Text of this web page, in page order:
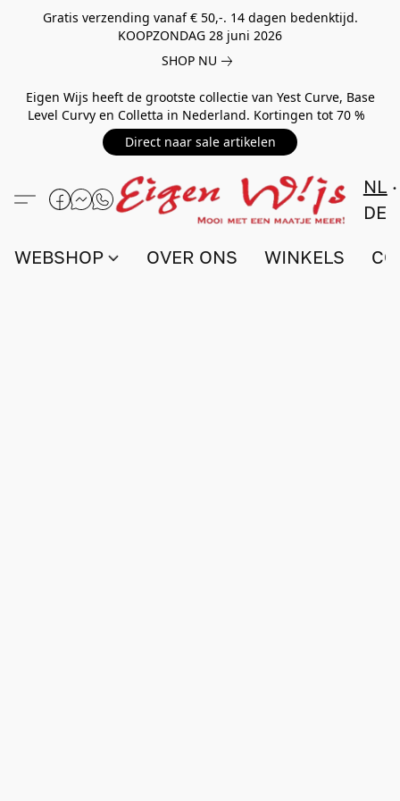
Gratis verzending vanaf € 50,-. 14 dagen bedenktijd.
KOOPZONDAG 28 juni 2026
SHOP NU
Eigen Wijs heeft de grootste collectie van Yest Curve, Base
Level Curvy en Colletta in Nederland. Kortingen tot 70 %
Direct naar sale artikelen
NL
DE
WEBSHOP OVER ONS WINKELS